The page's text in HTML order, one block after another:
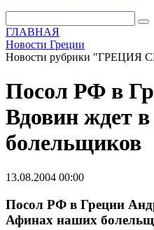
ГЛАВНАЯ
Новости Греции
Новости рубрики "ГРЕЦИЯ
Посол РФ в
Вдовин ждет
болельщиков
13.08.2004 00:00
Посол РФ в Греции
Афинах наших